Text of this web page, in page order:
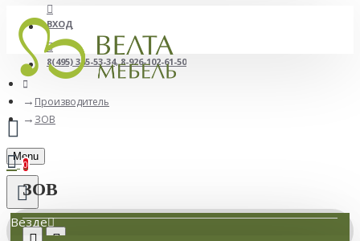
ВХОД
8(495) 365-53-34, 8-926-102-61-50
Menu
0
Везде
Производитель
ЗОВ
ЗОВ